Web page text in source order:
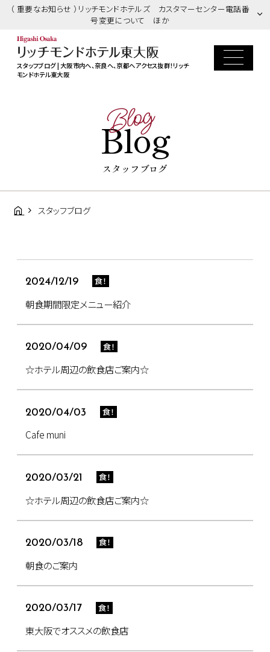
（ 重要なお知らせ ）リッチモンドホテルズ カスタマーセンター電話番
号変更について ほか
スタッフブログ | 大阪市内へ、奈良へ、京都へアクセス抜群！リッチ
モンドホテル東大阪
Blog
Blog
スタッフブログ
スタッフブログ
2024/12/19 食！
朝食期間限定メニュー紹介
2020/04/09 食！
☆ホテル周辺の飲食店ご案内☆
2020/04/03 食！
Cafe muni
2020/03/21 食！
☆ホテル周辺の飲食店ご案内☆
2020/03/18 食！
朝食のご案内
2020/03/17 食！
東大阪でオススメの飲食店